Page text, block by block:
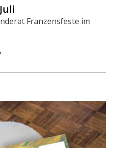
Franzensfeste im